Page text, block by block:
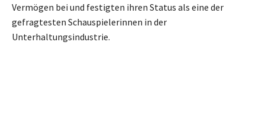
Vermögen bei und festigten ihren Status als eine der
gefragtesten Schauspielerinnen in der
Unterhaltungsindustrie.